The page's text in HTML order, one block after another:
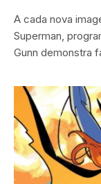
A cada nova
Superman,
Gunn demonstra